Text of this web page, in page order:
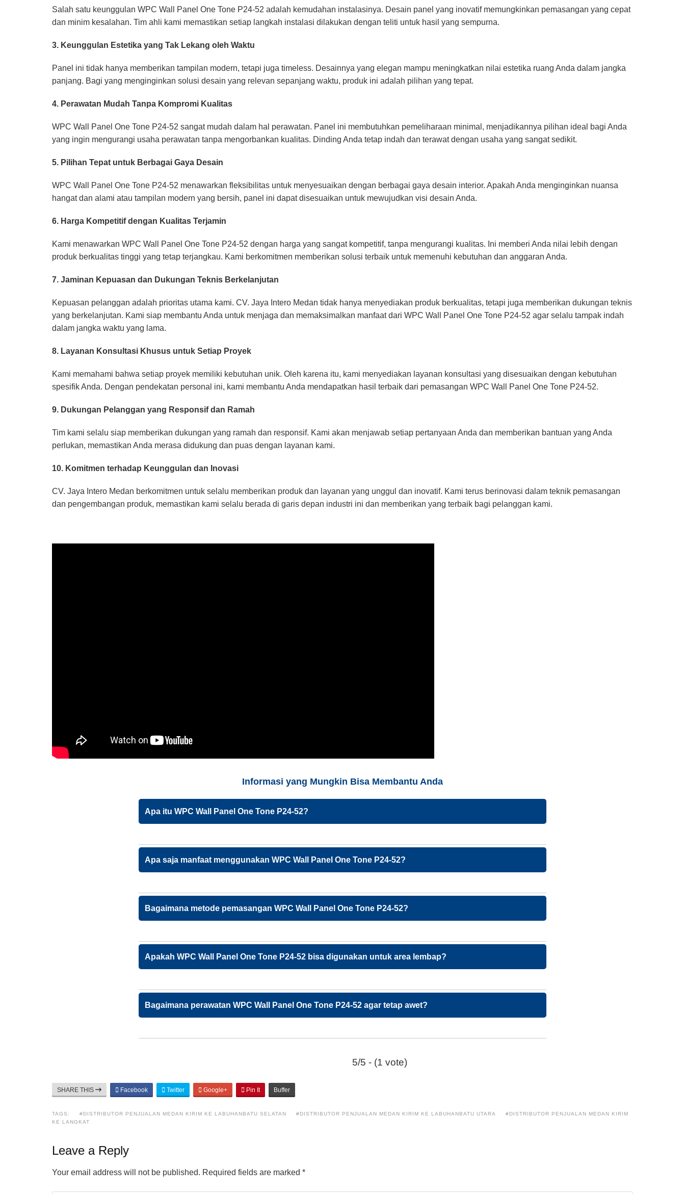
Salah satu keunggulan WPC Wall Panel One Tone P24-52 adalah kemudahan instalasinya. Desain panel yang inovatif memungkinkan pemasangan yang cepat
dan minim kesalahan. Tim ahli kami memastikan setiap langkah instalasi dilakukan dengan teliti untuk hasil yang sempurna.
3. Keunggulan Estetika yang Tak Lekang oleh Waktu
Panel ini tidak hanya memberikan tampilan modern, tetapi juga timeless. Desainnya yang elegan mampu meningkatkan nilai estetika ruang Anda dalam jangka
panjang. Bagi yang menginginkan solusi desain yang relevan sepanjang waktu, produk ini adalah pilihan yang tepat.
4. Perawatan Mudah Tanpa Kompromi Kualitas
WPC Wall Panel One Tone P24-52 sangat mudah dalam hal perawatan. Panel ini membutuhkan pemeliharaan minimal, menjadikannya pilihan ideal bagi Anda
yang ingin mengurangi usaha perawatan tanpa mengorbankan kualitas. Dinding Anda tetap indah dan terawat dengan usaha yang sangat sedikit.
5. Pilihan Tepat untuk Berbagai Gaya Desain
WPC Wall Panel One Tone P24-52 menawarkan fleksibilitas untuk menyesuaikan dengan berbagai gaya desain interior. Apakah Anda menginginkan nuansa
hangat dan alami atau tampilan modern yang bersih, panel ini dapat disesuaikan untuk mewujudkan visi desain Anda.
6. Harga Kompetitif dengan Kualitas Terjamin
Kami menawarkan WPC Wall Panel One Tone P24-52 dengan harga yang sangat kompetitif, tanpa mengurangi kualitas. Ini memberi Anda nilai lebih dengan
produk berkualitas tinggi yang tetap terjangkau. Kami berkomitmen memberikan solusi terbaik untuk memenuhi kebutuhan dan anggaran Anda.
7. Jaminan Kepuasan dan Dukungan Teknis Berkelanjutan
Kepuasan pelanggan adalah prioritas utama kami. CV. Jaya Intero Medan tidak hanya menyediakan produk berkualitas, tetapi juga memberikan dukungan teknis
yang berkelanjutan. Kami siap membantu Anda untuk menjaga dan memaksimalkan manfaat dari WPC Wall Panel One Tone P24-52 agar selalu tampak indah
dalam jangka waktu yang lama.
8. Layanan Konsultasi Khusus untuk Setiap Proyek
Kami memahami bahwa setiap proyek memiliki kebutuhan unik. Oleh karena itu, kami menyediakan layanan konsultasi yang disesuaikan dengan kebutuhan
spesifik Anda. Dengan pendekatan personal ini, kami membantu Anda mendapatkan hasil terbaik dari pemasangan WPC Wall Panel One Tone P24-52.
9. Dukungan Pelanggan yang Responsif dan Ramah
Tim kami selalu siap memberikan dukungan yang ramah dan responsif. Kami akan menjawab setiap pertanyaan Anda dan memberikan bantuan yang Anda
perlukan, memastikan Anda merasa didukung dan puas dengan layanan kami.
10. Komitmen terhadap Keunggulan dan Inovasi
CV. Jaya Intero Medan berkomitmen untuk selalu memberikan produk dan layanan yang unggul dan inovatif. Kami terus berinovasi dalam teknik pemasangan
dan pengembangan produk, memastikan kami selalu berada di garis depan industri ini dan memberikan yang terbaik bagi pelanggan kami.
Informasi yang Mungkin Bisa Membantu Anda
Apa itu WPC Wall Panel One Tone P24-52?
Apa saja manfaat menggunakan WPC Wall Panel One Tone P24-52?
Bagaimana metode pemasangan WPC Wall Panel One Tone P24-52?
Apakah WPC Wall Panel One Tone P24-52 bisa digunakan untuk area lembap?
Bagaimana perawatan WPC Wall Panel One Tone P24-52 agar tetap awet?
5/5 - (1 vote)
SHARE THIS Facebook Twitter Google+ Pin It Buffer
TAGS: #DISTRIBUTOR PENJUALAN MEDAN KIRIM KE LABUHANBATU SELATAN #DISTRIBUTOR PENJUALAN MEDAN KIRIM KE LABUHANBATU UTARA
#DISTRIBUTOR PENJUALAN MEDAN KIRIM
KE LANGKAT
Leave a Reply
Your email address will not be published. Required fields are marked *